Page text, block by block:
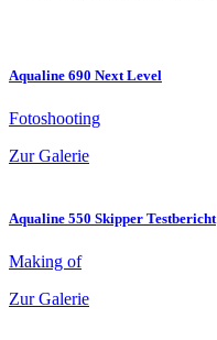
Aqualine 690 Next Level
Fotoshooting
Zur Galerie
Aqualine 550 Skipper Testbericht
Making of
Zur Galerie